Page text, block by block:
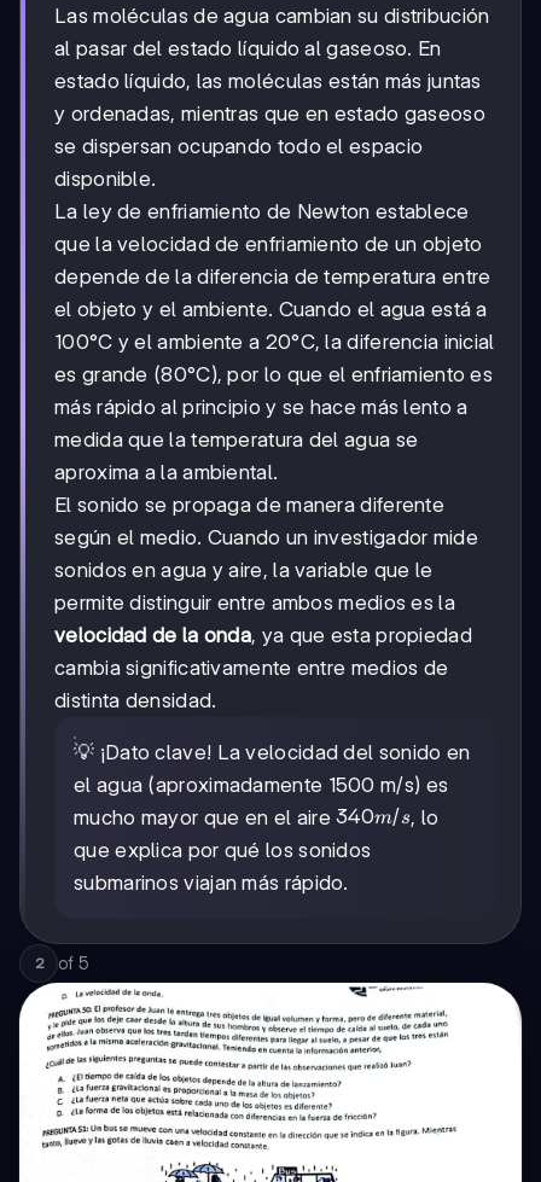
Las moléculas de agua cambian su distribución
al pasar del estado líquido al gaseoso. En
estado líquido, las moléculas están más juntas
y ordenadas, mientras que en estado gaseoso
se dispersan ocupando todo el espacio
disponible.
La ley de enfriamiento de Newton establece
que la velocidad de enfriamiento de un objeto
depende de la diferencia de temperatura entre
el objeto y el ambiente. Cuando el agua está a
100°C y el ambiente a 20°C, la diferencia inicial
es grande (80°C), por lo que el enfriamiento es
más rápido al principio y se hace más lento a
medida que la temperatura del agua se
aproxima a la ambiental.
El sonido se propaga de manera diferente
según el medio. Cuando un investigador mide
sonidos en agua y aire, la variable que le
permite distinguir entre ambos medios es la
velocidad de la onda, ya que esta propiedad
cambia significativamente entre medios de
distinta densidad.
💡 ¡Dato clave! La velocidad del sonido en
el agua (aproximadamente 1500 m/s) es
mucho mayor que en el aire340
m/s
340m/s, lo
que explica por qué los sonidos
submarinos viajan más rápido.
2 of 5